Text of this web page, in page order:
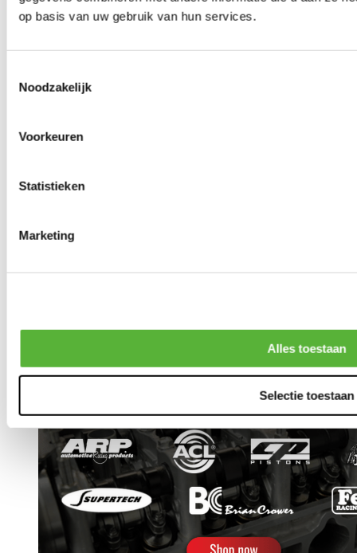
op basis van uw gebruik van hun services.
Noodzakelijk
Voorkeuren
Statistieken
Marketing
Alles toestaan
Selectie toestaan